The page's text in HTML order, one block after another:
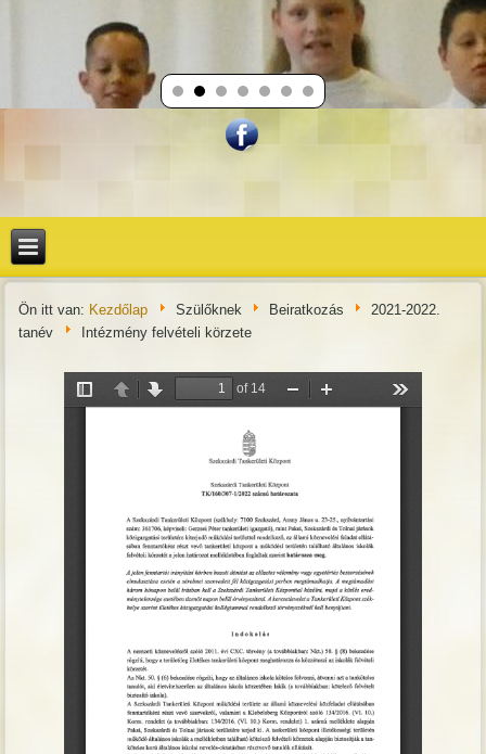
Ön itt van: Kezdőlap Szülőknek Beiratkozás
2021-2022.
tanév
Intézmény felvételi körzete